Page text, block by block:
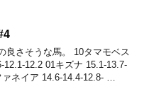
良さそうな馬。 10タマモベス
12.1-12.2 01キズナ 15.1-13.7-
ネイア 14.6-14.4-12.8- …